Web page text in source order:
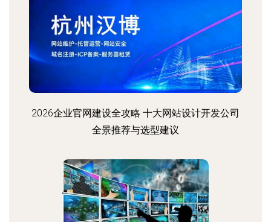
2026企业官网建设全攻略 十大网站设计开发公司
全景推荐与选型建议